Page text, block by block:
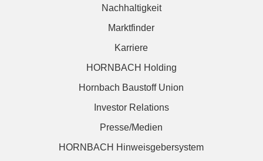
Nachhaltigkeit
Marktfinder
Karriere
HORNBACH Holding
Hornbach Baustoff Union
Investor Relations
Presse/Medien
HORNBACH Hinweisgebersystem